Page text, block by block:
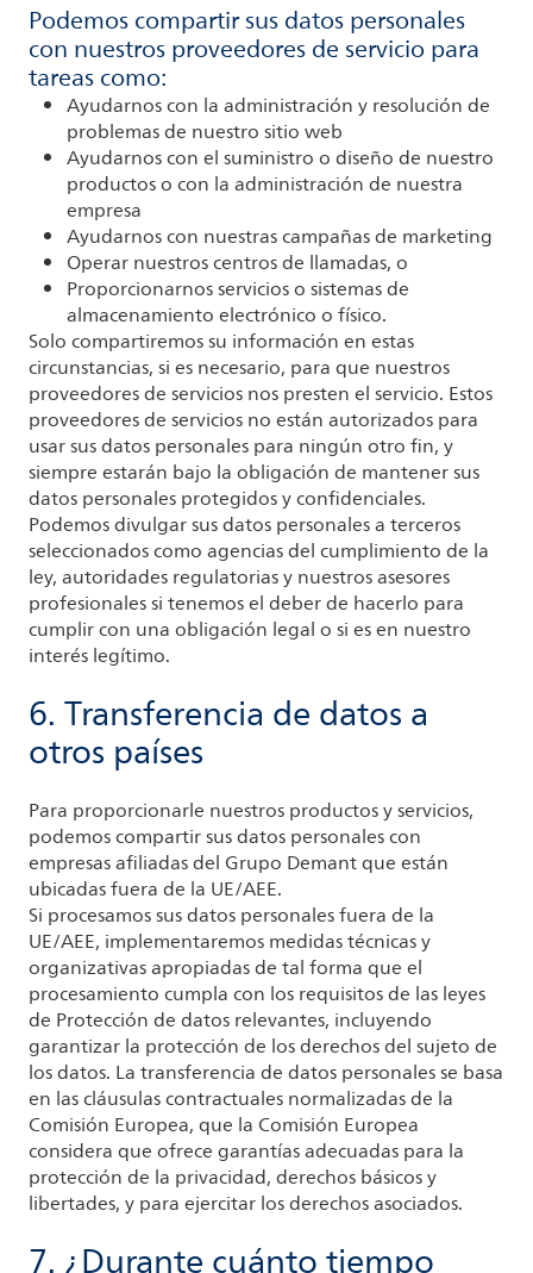
Podemos compartir sus datos personales
con nuestros proveedores de servicio para
tareas como:
Ayudarnos con la administración y resolución de
problemas de nuestro sitio web
Ayudarnos con el suministro o diseño de nuestro
productos o con la administración de nuestra
empresa
Ayudarnos con nuestras campañas de marketing
Operar nuestros centros de llamadas, o
Proporcionarnos servicios o sistemas de
almacenamiento electrónico o físico.
Solo compartiremos su información en estas
circunstancias, si es necesario, para que nuestros
proveedores de servicios nos presten el servicio. Estos
proveedores de servicios no están autorizados para
usar sus datos personales para ningún otro fin, y
siempre estarán bajo la obligación de mantener sus
datos personales protegidos y confidenciales.
Podemos divulgar sus datos personales a terceros
seleccionados como agencias del cumplimiento de la
ley, autoridades regulatorias y nuestros asesores
profesionales si tenemos el deber de hacerlo para
cumplir con una obligación legal o si es en nuestro
interés legítimo.
6. Transferencia de datos a
otros países
Para proporcionarle nuestros productos y servicios,
podemos compartir sus datos personales con
empresas afiliadas del Grupo Demant que están
ubicadas fuera de la UE/AEE.
Si procesamos sus datos personales fuera de la
UE/AEE, implementaremos medidas técnicas y
organizativas apropiadas de tal forma que el
procesamiento cumpla con los requisitos de las leyes
de Protección de datos relevantes, incluyendo
garantizar la protección de los derechos del sujeto de
los datos. La transferencia de datos personales se basa
en las cláusulas contractuales normalizadas de la
Comisión Europea, que la Comisión Europea
considera que ofrece garantías adecuadas para la
protección de la privacidad, derechos básicos y
libertades, y para ejercitar los derechos asociados.